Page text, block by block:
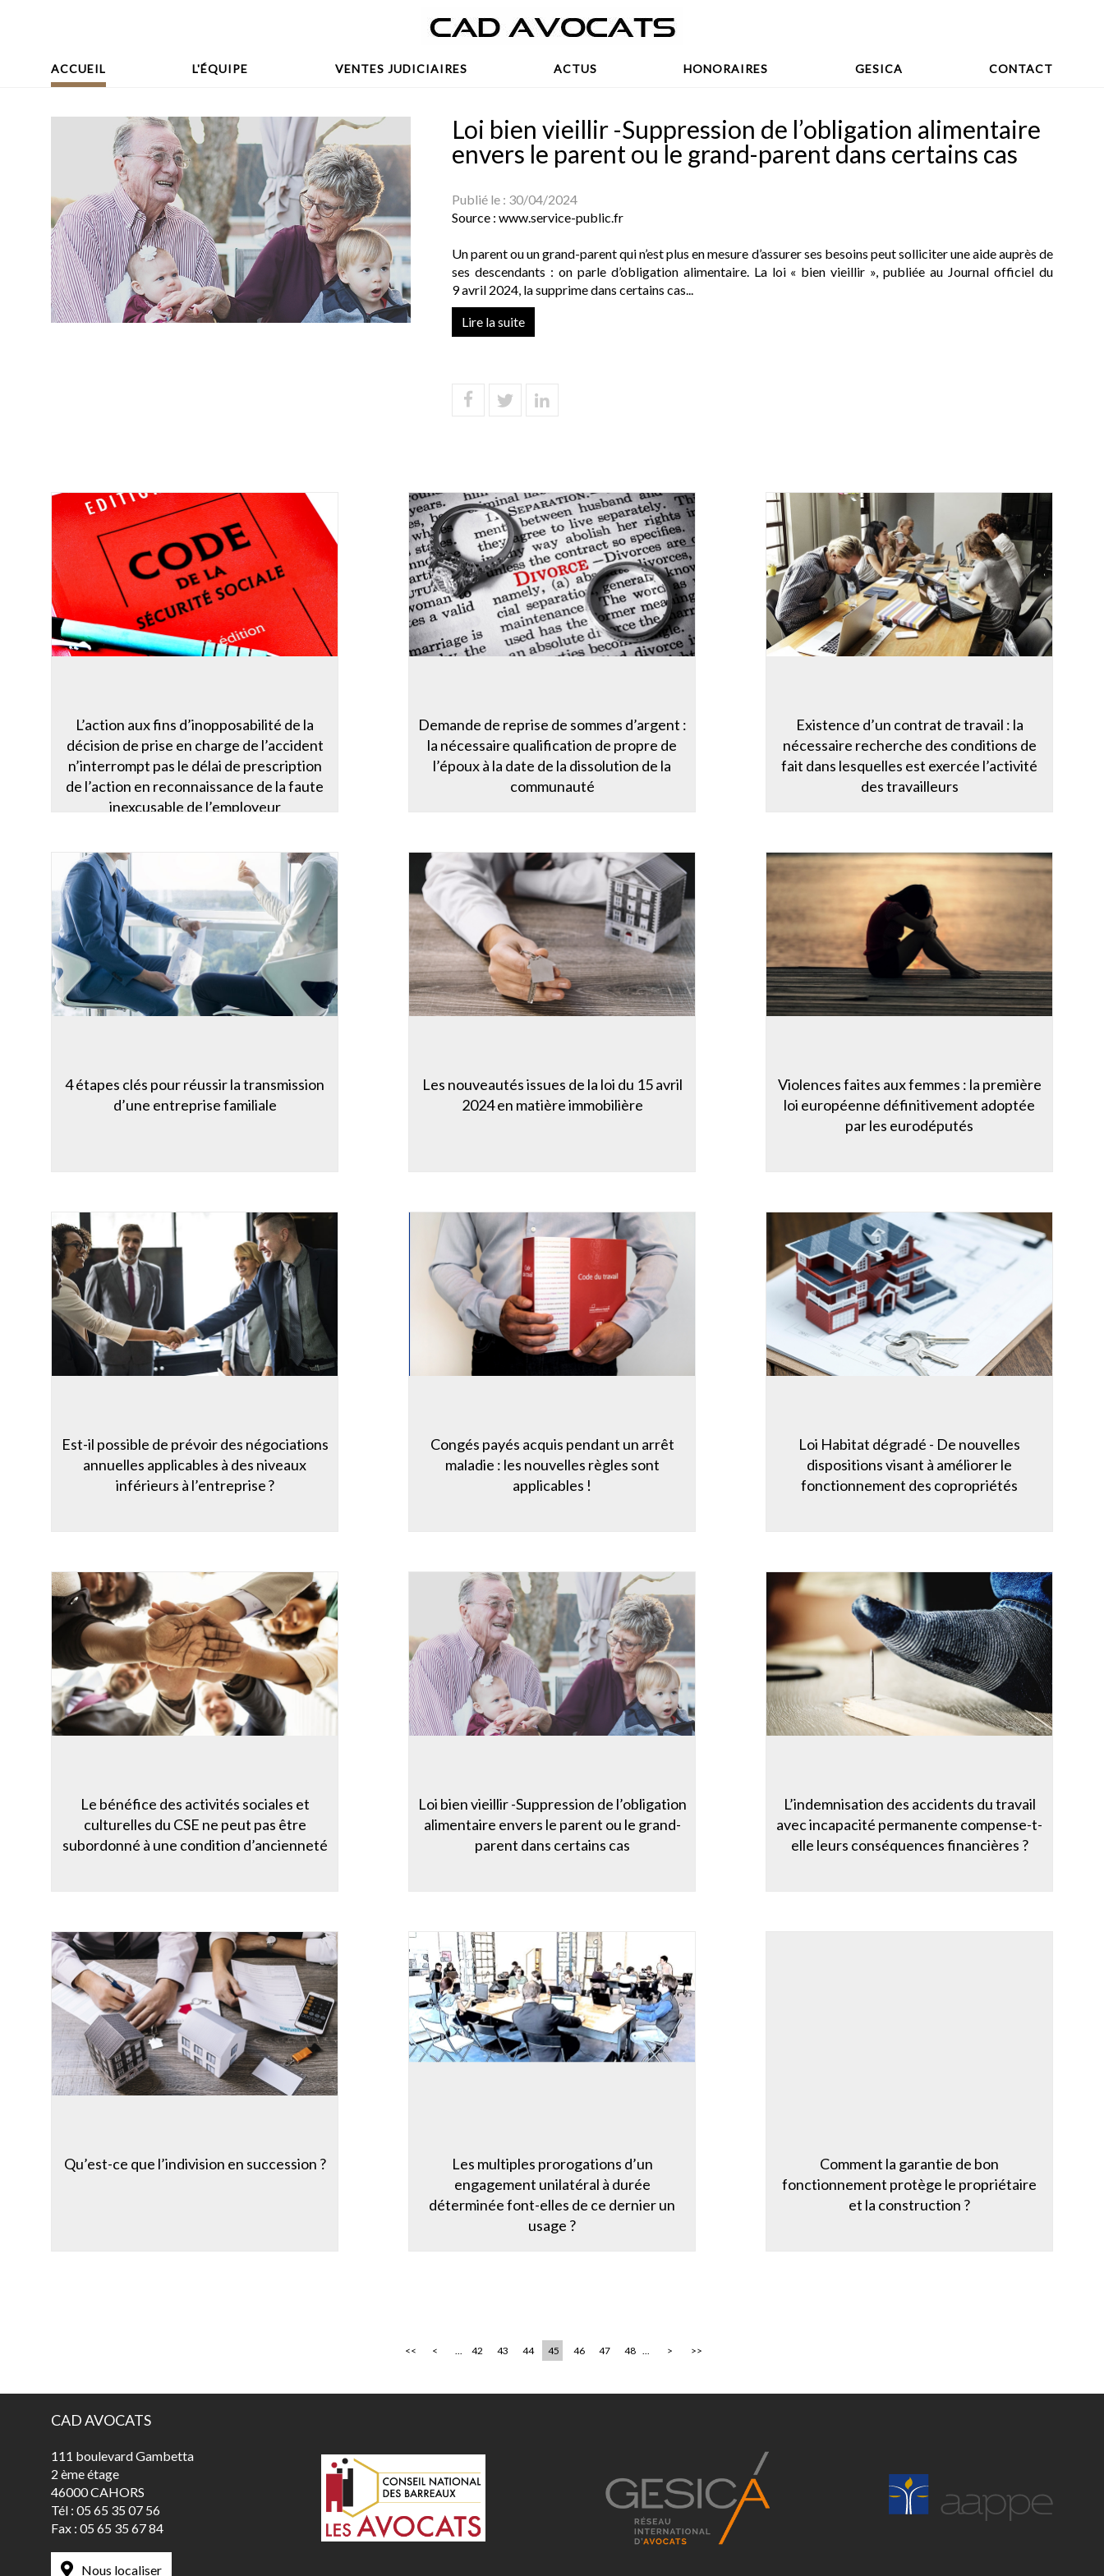
ACCUEIL L'ÉQUIPE VENTES JUDICIAIRES ACTUS HONORAIRES GESICA CONTACT
Loi bien vieillir -Suppression de l’obligation alimentaire
envers le parent ou le grand-parent dans certains cas
Publié le : 30/04/2024
Source : www.service-public.fr
Un parent ou un grand-parent qui n’est plus en mesure d’assurer ses besoins peut solliciter une aide auprès de
ses descendants : on parle d’obligation alimentaire. La loi « bien vieillir », publiée au Journal officiel du
9 avril 2024, la supprime dans certains cas...
Lire la suite
L’action aux fins d’inopposabilité de la
décision de prise en charge de l’accident
n’interrompt pas le délai de prescription
de l’action en reconnaissance de la faute
inexcusable de l’employeur
Demande de reprise de sommes d’argent :
la nécessaire qualification de propre de
l’époux à la date de la dissolution de la
communauté
Existence d’un contrat de travail : la
nécessaire recherche des conditions de
fait dans lesquelles est exercée l’activité
des travailleurs
4 étapes clés pour réussir la transmission
d’une entreprise familiale
Les nouveautés issues de la loi du 15 avril
2024 en matière immobilière
Violences faites aux femmes : la première
loi européenne définitivement adoptée
par les eurodéputés
Est-il possible de prévoir des négociations
annuelles applicables à des niveaux
inférieurs à l’entreprise ?
Congés payés acquis pendant un arrêt
maladie : les nouvelles règles sont
applicables !
Loi Habitat dégradé - De nouvelles
dispositions visant à améliorer le
fonctionnement des copropriétés
Le bénéfice des activités sociales et
culturelles du CSE ne peut pas être
subordonné à une condition d’ancienneté
Loi bien vieillir -Suppression de l’obligation
alimentaire envers le parent ou le grand-
parent dans certains cas
L’indemnisation des accidents du travail
avec incapacité permanente compense-t-
elle leurs conséquences financières ?
Qu’est-ce que l’indivision en succession ?
Les multiples prorogations d’un
engagement unilatéral à durée
déterminée font-elles de ce dernier un
usage ?
Comment la garantie de bon
fonctionnement protège le propriétaire
et la construction ?
<< < ... 42 43 44 45 46 47 48 ... > >>
CAD AVOCATS
111 boulevard Gambetta
2 ème étage
46000 CAHORS
Tél : 05 65 35 07 56
Fax : 05 65 35 67 84
Nous localiser